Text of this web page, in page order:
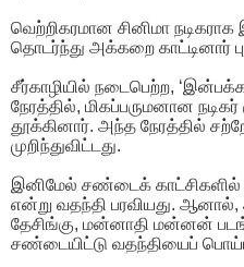
வெற்றிகரமான சினிமா
தொடர்ந்து அக்கறை காட்டினார்
சீர்காழியில் நடைபெற்ற,
நேரத்தில், மிகப்பருமனான
தூக்கினார். அந்த நேரத்தில்
முறிந்துவிட்டது.
இனிமேல் சண்டைக் காட்சிகளில்
என்று வதந்தி பரவியது. ஆனால்,
தேசிங்கு, மன்னாதி மன்னன்
சண்டையிட்டு வதந்தியைப்